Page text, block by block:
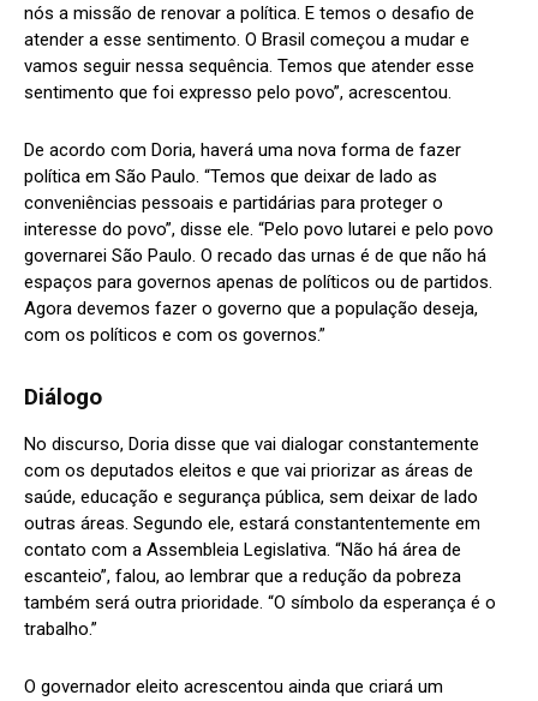
nós a missão de renovar a política. E temos o desafio de
atender a esse sentimento. O Brasil começou a mudar e
vamos seguir nessa sequência. Temos que atender esse
sentimento que foi expresso pelo povo”, acrescentou.
De acordo com Doria, haverá uma nova forma de fazer
política em São Paulo. “Temos que deixar de lado as
conveniências pessoais e partidárias para proteger o
interesse do povo”, disse ele. “Pelo povo lutarei e pelo povo
governarei São Paulo. O recado das urnas é de que não há
espaços para governos apenas de políticos ou de partidos.
Agora devemos fazer o governo que a população deseja,
com os políticos e com os governos.”
Diálogo
No discurso, Doria disse que vai dialogar constantemente
com os deputados eleitos e que vai priorizar as áreas de
saúde, educação e segurança pública, sem deixar de lado
outras áreas. Segundo ele, estará constantentemente em
contato com a Assembleia Legislativa. “Não há área de
escanteio”, falou, ao lembrar que a redução da pobreza
também será outra prioridade. “O símbolo da esperança é o
trabalho.”
O governador eleito acrescentou ainda que criará um